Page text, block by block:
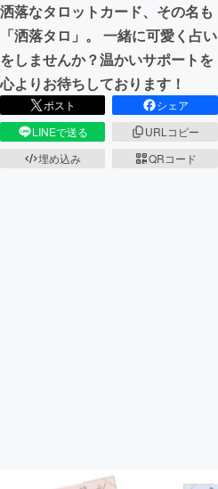
洒落なタロットカード、その名も
「洒落タロ」。 一緒に可愛く占い
をしませんか？温かいサポートを
心よりお待ちしております！
ポスト
シェア
LINEで送る
URLコピー
埋め込み
QRコード